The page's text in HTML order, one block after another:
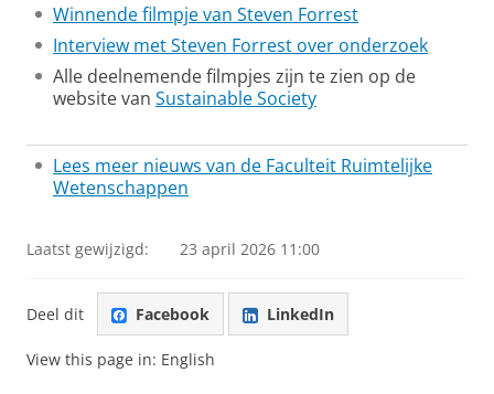
Winnende filmpje van Steven Forrest
Interview met Steven Forrest over onderzoek
Alle deelnemende filmpjes zijn te zien op de
website van Sustainable Society
Lees meer nieuws van de Faculteit Ruimtelijke
Wetenschappen
Laatst gewijzigd: 23 april 2026 11:00
Deel dit Facebook LinkedIn
View this page in: English